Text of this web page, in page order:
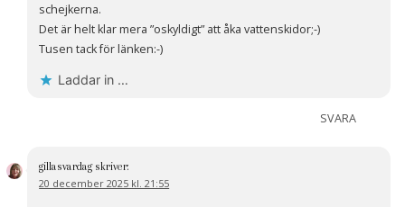
schejkerna.
Det är helt klar mera ”oskyldigt” att åka vattenskidor;-)
Tusen tack för länken:-)
Laddar in …
SVARA
gillasvardag skriver:
20 december 2025 kl. 21:55